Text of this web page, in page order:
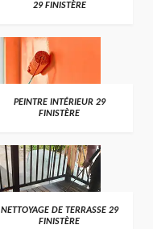
29 FINISTÈRE
PEINTRE INTÉRIEUR 29
FINISTÈRE
NETTOYAGE DE TERRASSE 29
FINISTÈRE